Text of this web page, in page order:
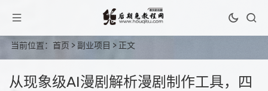
当前位置： 首页 >副业项目 > 正文
从现象级AI漫剧解析漫剧制作工具，四